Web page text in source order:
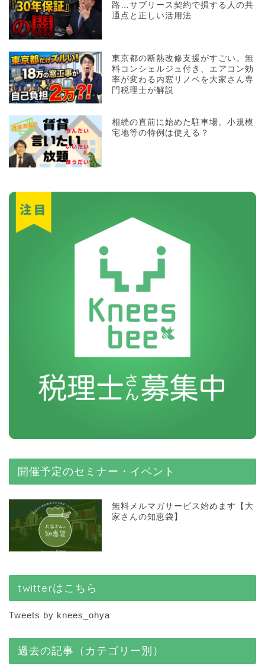
路…サブリース契約で損する人の共
通点と正しい活用法
東京都の断熱改修支援がすごい。無
料コンシェルジュ付き、エアコン効
率が変わる内窓リノベを大家さん専
門税理士が解説
相続の直前に始めた駐車場。小規模
宅地等の特例は使える？
開催予定のセミナー・イベント
無料メルマガサービス始めます【大
家さんの知恵袋】
twitterはこちら
Tweets by knees_ohya
過去の記事（カテゴリー別）